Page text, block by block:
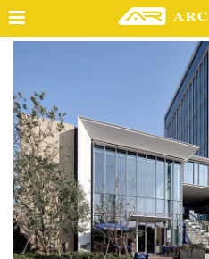
景 观
室 内
视 频
头条资讯
业 界